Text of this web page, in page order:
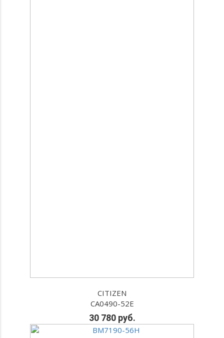
CITIZEN
CA0490-52E
30 780 руб.